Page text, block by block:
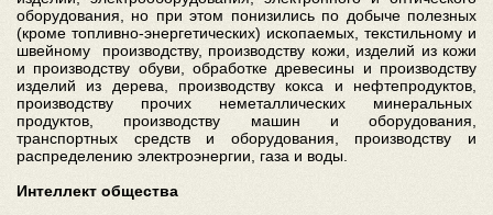
оборудования, но при этом понизились по добыче полезных
(кроме топливно-энергетических) ископаемых, текстильному и
швейному производству, производству кожи, изделий из кожи
и производству обуви, обработке древесины и производству
изделий из дерева, производству кокса и нефтепродуктов,
производству прочих неметаллических минеральных
продуктов, производству машин и оборудования,
транспортных средств и оборудования, производству и
распределению электроэнергии, газа и воды.
Интеллект общества